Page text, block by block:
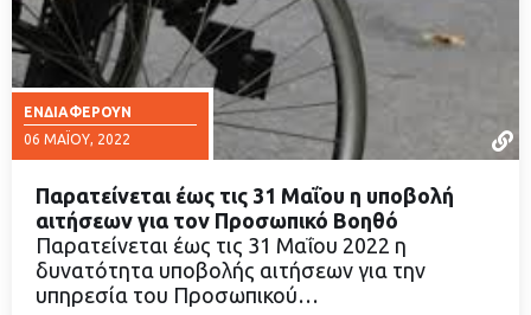
ΕΝΔΙΑΦΈΡΟΥΝ
06 ΜΑΪ́ΟΥ, 2022
ΔΙΑΒΑΣΤΕ ΠΕΡΙΣΣΟΤΕΡΑ
Παρατείνεται έως τις 31 Μαΐου η υποβολή
αιτήσεων για τον Προσωπικό Βοηθό
Παρατείνεται έως τις 31 Μαΐου 2022 η
δυνατότητα υποβολής αιτήσεων για την
υπηρεσία του Προσωπικού…